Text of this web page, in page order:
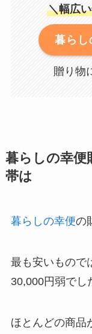
＼幅広
暮らし
贈り物
暮らしの幸便
帯は
暮らしの幸便の
最も安いもので
30,000円弱でし
ほとんどの商品